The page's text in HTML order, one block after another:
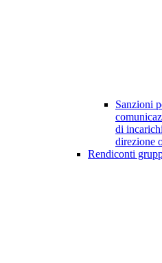
Sanzioni
di
direzione
Rendiconti